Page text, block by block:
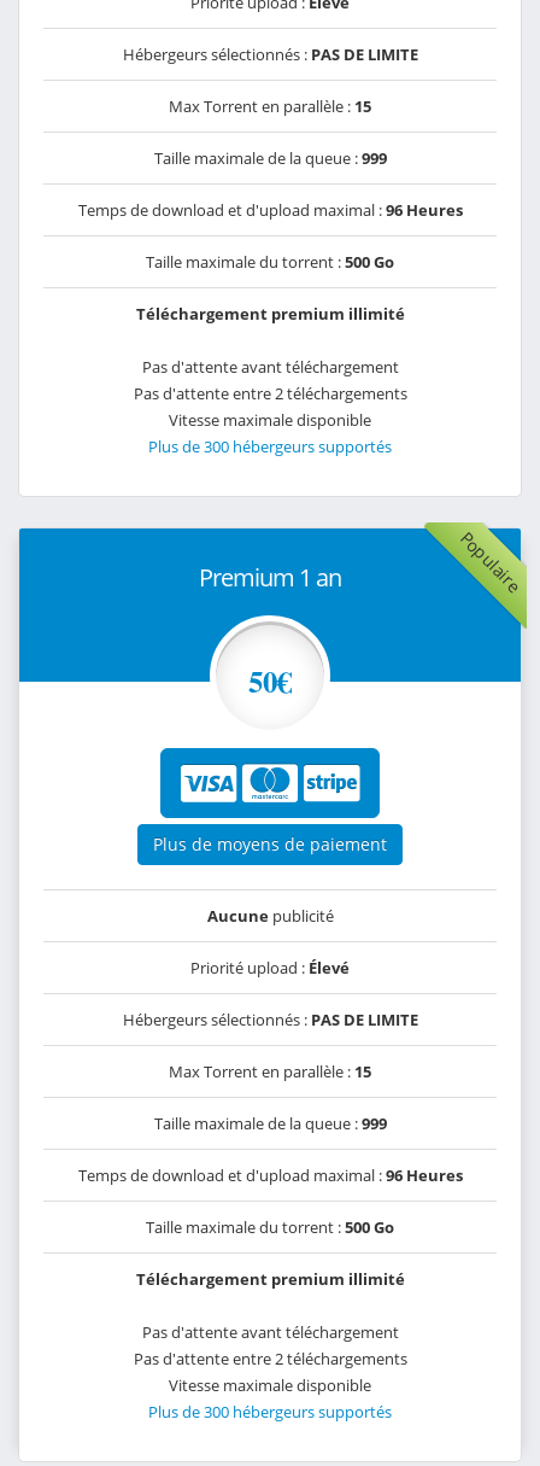
Hébergeurs sélectionnés : PAS DE LIMITE
Max Torrent en parallèle : 15
Taille maximale de la queue :999
Temps de download et d'upload maximal :96 Heures
Taille maximale du torrent :500 Go
Téléchargement premium illimité
Pas d'attente avant téléchargement
Pas d'attente entre 2 téléchargements
Vitesse maximale disponible
Plus de 300 hébergeurs supportés
Populaire
Premium 1 an
50€
Plus de moyens de paiement
Aucunepublicité
Priorité upload : Élevé
Hébergeurs sélectionnés : PAS DE LIMITE
Max Torrent en parallèle : 15
Taille maximale de la queue :999
Temps de download et d'upload maximal :96 Heures
Taille maximale du torrent :500 Go
Téléchargement premium illimité
Pas d'attente avant téléchargement
Pas d'attente entre 2 téléchargements
Vitesse maximale disponible
Plus de 300 hébergeurs supportés